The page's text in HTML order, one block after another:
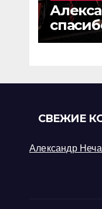
СВЕЖИЕ
Александр